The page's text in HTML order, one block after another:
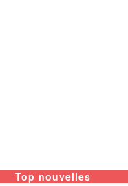
Top nouvelles